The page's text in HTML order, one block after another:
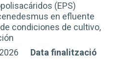
(EPS)
en efluente
condiciones de cultivo,
2026 Data finalització